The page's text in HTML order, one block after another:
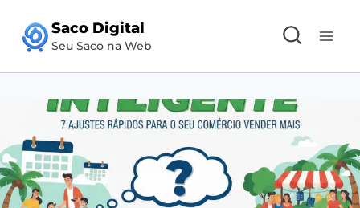
para
Saco Digital
Seu Saco na Web